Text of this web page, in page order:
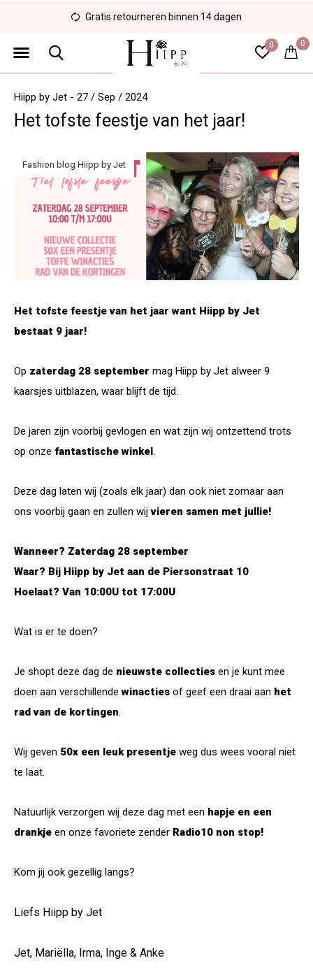
0 0
Gratis retourneren binnen 14 dagen
Hiipp by Jet - 27 / Sep / 2024
Het tofste feestje van het jaar!
Fashion blog Hiipp by Jet
Het tofste feestje van het jaar want Hiipp by Jet
bestaat 9 jaar!
Op zaterdag 28 september mag Hiipp by Jet alweer 9
kaarsjes uitblazen, waar blijft de tijd.
De jaren zijn voorbij gevlogen en wat zijn wij ontzettend trots
op onze fantastische winkel.
Deze dag laten wij (zoals elk jaar) dan ook niet zomaar aan
ons voorbij gaan en zullen wijvieren samen met jullie!
Wanneer? Zaterdag 28 september
Waar? Bij Hiipp by Jet aan de Piersonstraat 10
Hoelaat? Van 10:00U tot 17:00U
Wat is er te doen?
Je shopt deze dag de nieuwste collecties en je kunt mee
doen aan verschillendewinacties of geef een draai aan het
rad van de kortingen.
Wij geven 50x een leuk presentje weg dus wees vooral niet
te laat.
Natuurlijk verzorgen wij deze dag met een hapje en een
drankje en onze favoriete zender Radio10 non stop!
Kom jij ook gezellig langs?
Liefs Hiipp by Jet
Jet, Mariëlla, Irma, Inge & Anke